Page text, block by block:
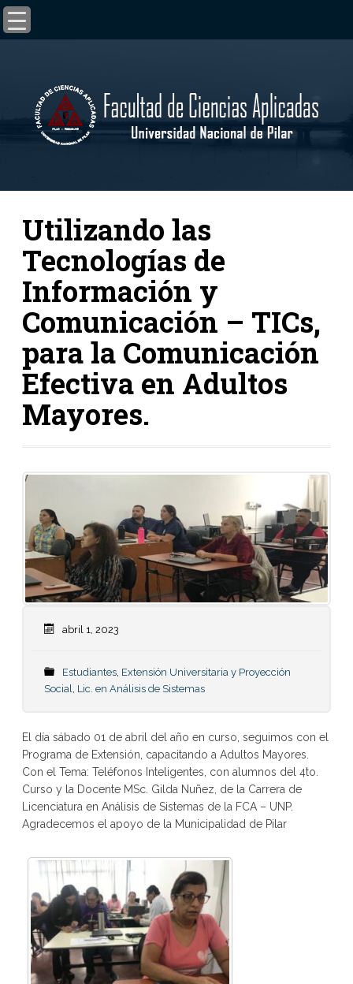
Utilizando las
Tecnologías de
Información y
Comunicación – TICs,
para la Comunicación
Efectiva en Adultos
Mayores.
abril 1, 2023
Estudiantes, Extensión Universitaria y Proyección
Social, Lic. en Análisis de Sistemas
El día sábado 01 de abril del año en curso, seguimos con el
Programa de Extensión, capacitando a Adultos Mayores.
Con el Tema: Teléfonos Inteligentes, con alumnos del 4to.
Curso y la Docente MSc. Gilda Nuñez, de la Carrera de
Licenciatura en Análisis de Sistemas de la FCA – UNP.
Agradecemos el apoyo de la Municipalidad de Pilar